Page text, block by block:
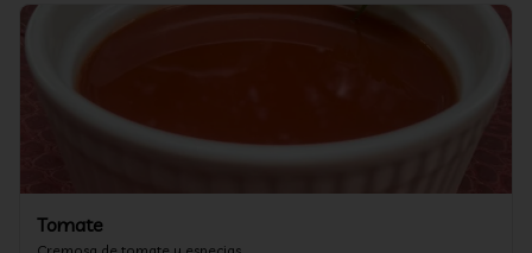
Tomate